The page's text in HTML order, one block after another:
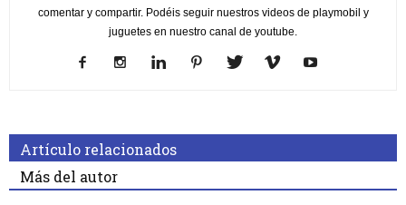
comentar y compartir. Podéis seguir nuestros videos de playmobil y
juguetes en nuestro canal de youtube.
Artículo relacionados
Más del autor